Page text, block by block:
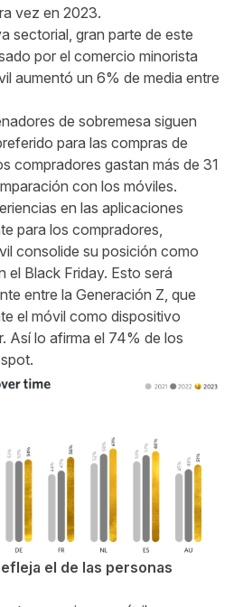
vez en 2023.
sectorial, gran parte de este
por el comercio minorista
aumentó un 6% de media entre
de sobremesa siguen
para las compras de
compradores gastan más de 31
con los móviles.
en las aplicaciones
para los compradores,
consolide su posición como
el Black Friday. Esto será
entre la Generación Z, que
el móvil como dispositivo
Así lo afirma el 74% de los
.
el de las personas